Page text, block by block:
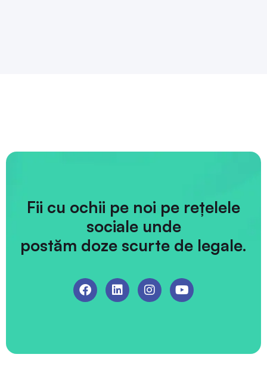
Fii cu ochii pe noi pe rețelele
sociale unde
postăm doze scurte de legale.